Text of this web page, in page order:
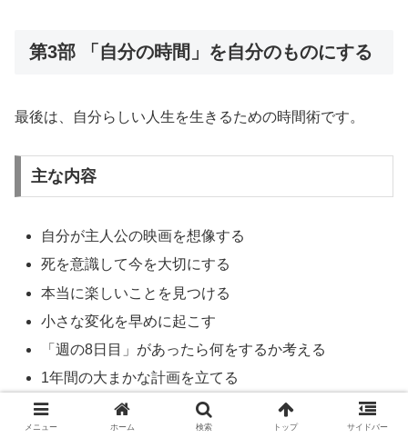
第3部 「自分の時間」を自分のものにする
最後は、自分らしい人生を生きるための時間術です。
主な内容
自分が主人公の映画を想像する
死を意識して今を大切にする
本当に楽しいことを見つける
小さな変化を早めに起こす
「週の8日目」があったら何をするか考える
1年間の大まかな計画を立てる
日常の幸せに気づく
自分の楽しみを優先する
メニュー ホーム 検索 トップ サイドバー